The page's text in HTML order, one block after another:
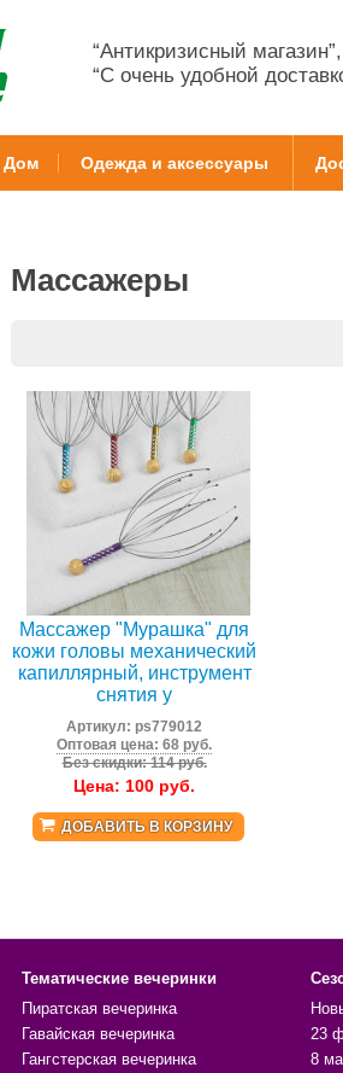
“Антикризисный магазин”,
“С очень удобной
Дом Одежда и аксессуары
Массажеры
Массажер "Мурашка" для
кожи головы механический
капиллярный, инструмент
снятия у
Артикул: ps779012
Оптовая цена: 68 руб.
Без скидки: 114 руб.
Цена: 100 руб.
ДОБАВИТЬ В КОРЗИНУ
Тематические вечеринки
Пиратская вечеринка
Гавайская вечеринка
Гангстерская вечеринка
23
8